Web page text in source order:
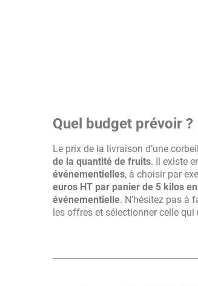
Quel budget prévoir ?
Le prix de la livraison d’une
de la quantité de fruits. Il existe
événementielles, à choisir par
euros HT par panier de 5 kilos
événementielle. N’hésitez pas à
les offres et sélectionner celle